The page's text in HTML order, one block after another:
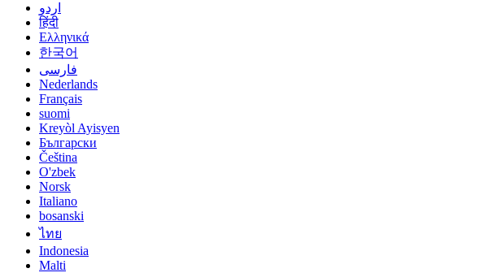
اردو
हिंदी
Ελληνικά
한국어
فارسی
Nederlands
Français
suomi
Kreyòl Ayisyen
Български
Čeština
O'zbek
Norsk
Italiano
bosanski
ไทย
Indonesia
Malti